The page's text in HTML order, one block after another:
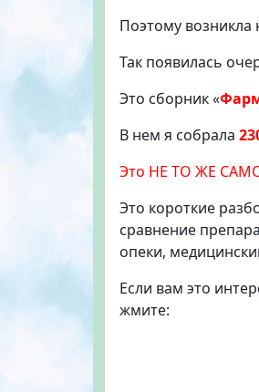
Поэтому возникла
Так появилась
Это сборник «
В нем я собрала
Это НЕ ТО ЖЕ
Это короткие
сравнение
опеки,
Если вам это
жмите: